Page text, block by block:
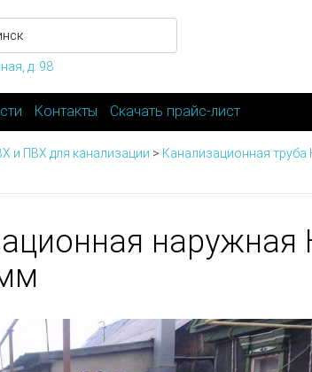
д. 98
Контакты Скачать прайс-лист
и ПВХ для канализации > Канализационная